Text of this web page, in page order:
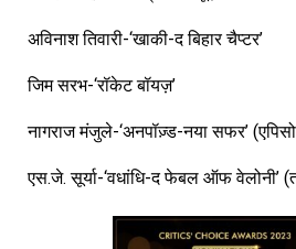
अविनाश तिवारी-‘खाकी-द बिहार चैप्टर’
जिम सरभ-‘रॉकेट बॉयज़’
नागराज मंजुले-‘अनपॉज़्ड-नया सफर’
एस.जे. सूर्या-‘वधांधि-द फेबल ऑफ वेलोनी’